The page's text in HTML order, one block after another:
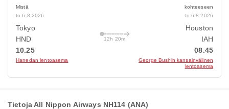
Mistä
to 6.8.2026
Tokyo
HND
10.25
Hanedan lentoasema
12h 20m
kohteeseen
to 6.8.2026
Houston
IAH
08.45
George Bushin kansainvälinen
lentoasema
Tietoja All Nippon Airways NH114 (ANA)